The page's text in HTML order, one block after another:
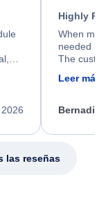
Highly
When my
needed
The
calm,
my issue.
Leer más
las reseñas